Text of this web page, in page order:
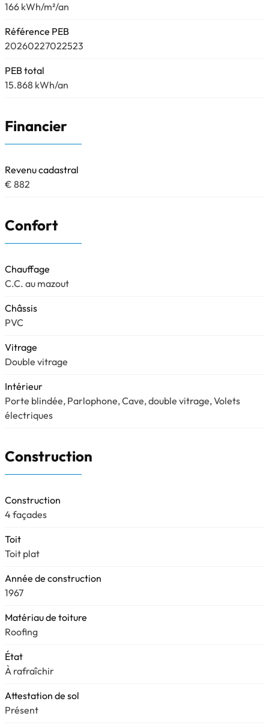
166 kWh/m²/an
Référence PEB
20260227022523
PEB total
15.868 kWh/an
Financier
Revenu cadastral
€ 882
Confort
Chauffage
C.C. au mazout
Châssis
PVC
Vitrage
Double vitrage
Intérieur
Porte blindée, Parlophone, Cave, double vitrage, Volets
électriques
Construction
Construction
4 façades
Toit
Toit plat
Année de construction
1967
Matériau de toiture
Roofing
État
À rafraîchir
Attestation de sol
Présent